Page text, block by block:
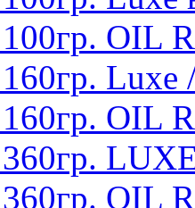
OIL
Luxe
OIL
OIL